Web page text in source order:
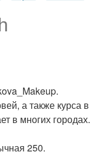
а также курса в
в многих городах.
250.